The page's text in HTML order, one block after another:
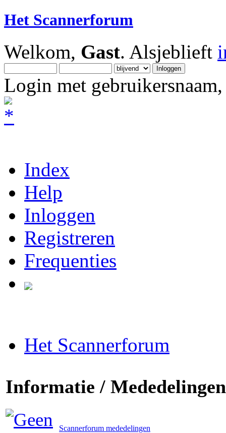
Het Scannerforum
Welkom, Gast. Alsjeblieft
Login met
Index
Help
Inloggen
Registreren
Frequenties
Het Scannerforum
Informatie / Mededelingen
Scannerforum mededelingen